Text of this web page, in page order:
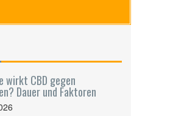
wirkt CBD gegen
Dauer und Faktoren